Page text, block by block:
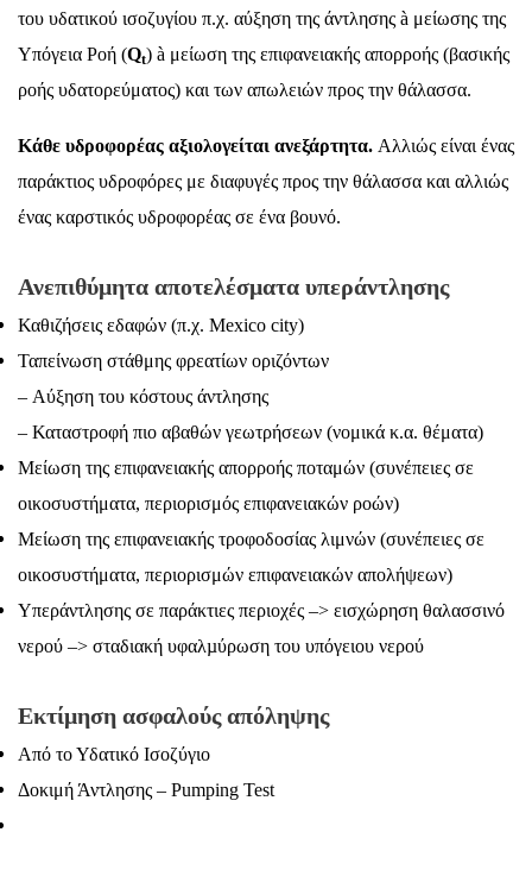
του υδατικού ισοζυγίου π.χ. αύξηση της άντλησης à μείωσης της
Υπόγεια Ροή (Qt) à μείωση της επιφανειακής απορροής (βασικής
ροής υδατορεύματος) και των απωλειών προς την θάλασσα.
Κάθε υδροφορέας αξιολογείται ανεξάρτητα. Αλλιώς είναι ένας
παράκτιος υδροφόρες με διαφυγές προς την θάλασσα και αλλιώς
ένας καρστικός υδροφορέας σε ένα βουνό.
Ανεπιθύμητα αποτελέσματα υπεράντλησης
Καθιζήσεις εδαφών (π.χ. Mexico city)
Ταπείνωση στάθμης φρεατίων οριζόντων
– Aύξηση του κόστους άντλησης
– Καταστροφή πιο αβαθών γεωτρήσεων (νομικά κ.α. θέματα)
Μείωση της επιφανειακής απορροής ποταμών (συνέπειες σε
οικοσυστήματα, περιορισμός επιφανειακών ροών)
Μείωση της επιφανειακής τροφοδοσίας λιμνών (συνέπειες σε
οικοσυστήματα, περιορισμών επιφανειακών απολήψεων)
Υπεράντλησης σε παράκτιες περιοχές –> εισχώρηση θαλασσινό
νερού –> σταδιακή υφαλµύρωση του υπόγειου νερού
Εκτίμηση ασφαλούς απόληψης
Από το Υδατικό Ισοζύγιο
Δοκιμή Άντλησης – Pumping Test